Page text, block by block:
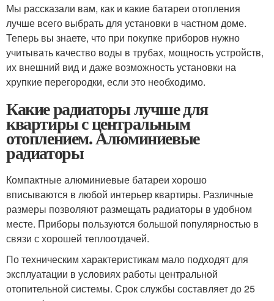
Мы рассказали вам, как и какие батареи отопления
лучше всего выбрать для установки в частном доме.
Теперь вы знаете, что при покупке приборов нужно
учитывать качество воды в трубах, мощность устройств,
их внешний вид и даже возможность установки на
хрупкие перегородки, если это необходимо.
Какие радиаторы лучше для
квартиры с центральным
отоплением. Алюминиевые
радиаторы
Компактные алюминиевые батареи хорошо
вписываются в любой интерьер квартиры. Различные
размеры позволяют размещать радиаторы в удобном
месте. Приборы пользуются большой популярностью в
связи с хорошей теплоотдачей.
По техническим характеристикам мало подходят для
эксплуатации в условиях работы центральной
отопительной системы. Срок службы составляет до 25